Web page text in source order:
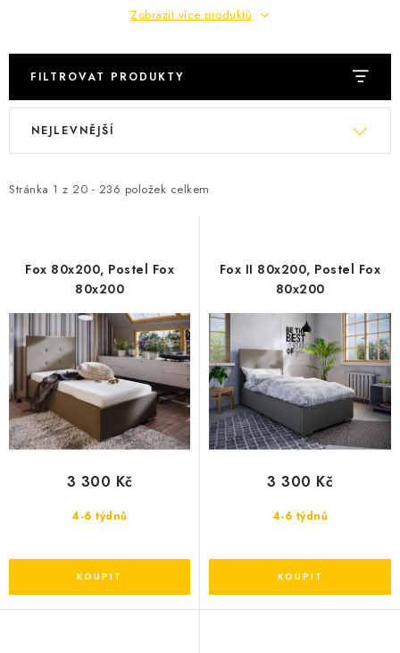
Zobrazit více produktů
FILTROVAT PRODUKTY
V
i
d
u
k
t
ů
Stránka 1 z 20 - 236 položek celkem
Ř
e
o
d
u
k
t
ů
NEJLEVNĚJŠÍ
Fox 80x200, Postel Fox
80x200
4-6 týdnů
3 300 Kč
Fox II 80x200, Postel Fox
80x200
4-6 týdnů
3 300 Kč